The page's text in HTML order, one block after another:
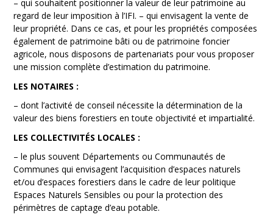
– qui souhaitent positionner la valeur de leur patrimoine au
regard de leur imposition à l’IFI. – qui envisagent la vente de
leur propriété. Dans ce cas, et pour les propriétés composées
également de patrimoine bâti ou de patrimoine foncier
agricole, nous disposons de partenariats pour vous proposer
une mission complète d’estimation du patrimoine.
LES NOTAIRES :
– dont l’activité de conseil nécessite la détermination de la
valeur des biens forestiers en toute objectivité et impartialité.
LES COLLECTIVITÉS LOCALES :
– le plus souvent Départements ou Communautés de
Communes qui envisagent l’acquisition d’espaces naturels
et/ou d’espaces forestiers dans le cadre de leur politique
Espaces Naturels Sensibles ou pour la protection des
périmètres de captage d’eau potable.